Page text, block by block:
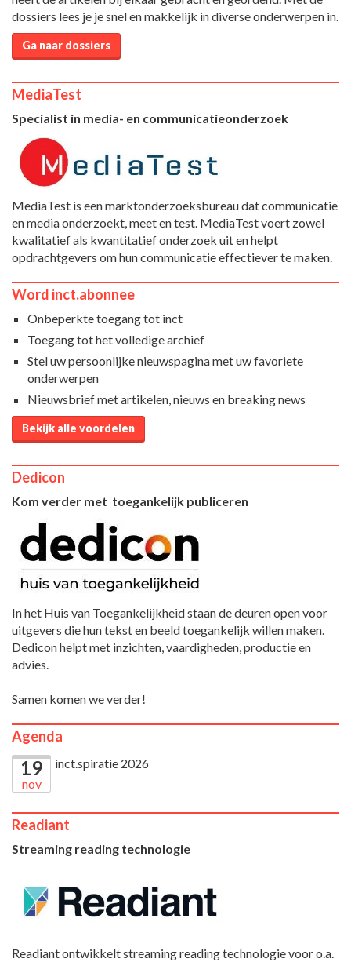
dossiers lees je je snel en makkelijk in diverse onderwerpen in.
Ga naar dossiers
MediaTest
Specialist in media- en communicatieonderzoek
MediaTest is een marktonderzoeksbureau dat communicatie
en media onderzoekt, meet en test. MediaTest voert zowel
kwalitatief als kwantitatief onderzoek uit en helpt
opdrachtgevers om hun communicatie effectiever te maken.
Word inct.abonnee
Onbeperkte toegang tot inct
Toegang tot het volledige archief
Stel uw persoonlijke nieuwspagina met uw favoriete
onderwerpen
Nieuwsbrief met artikelen, nieuws en breaking news
Bekijk alle voordelen
Dedicon
Kom verder met toegankelijk publiceren
In het Huis van Toegankelijkheid staan de deuren open voor
uitgevers die hun tekst en beeld toegankelijk willen maken.
Dedicon helpt met inzichten, vaardigheden, productie en
advies.
Samen komen we verder!
Agenda
19
nov
inct.spiratie 2026
Readiant
Streaming reading technologie
Readiant ontwikkelt streaming reading technologie voor o.a.